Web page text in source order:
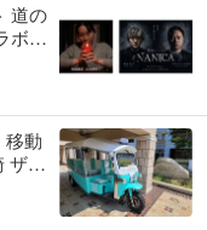
道の
ボレ
動
ザ・